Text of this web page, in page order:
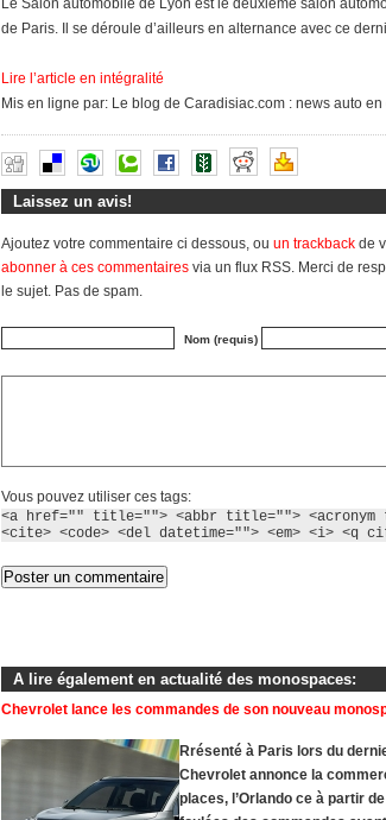
Le Salon automobile de Lyon est le deuxième salon
de Paris. Il se déroule d’ailleurs en alternance avec ce
Lire l’article en intégralité
Mis en ligne par: Le blog de Caradisiac.com : news auto en
Laissez un avis!
Ajoutez votre commentaire ci dessous, ou un trackback de
abonner à ces commentaires via un flux RSS. Merci de
le sujet. Pas de spam.
Nom (requis)
Vous pouvez utiliser ces tags:
<a href="" title=""> <abbr title=""> <acronym
<cite> <code> <del datetime=""> <em> <i> <q
A lire également en actualité des monospaces:
Chevrolet lance les commandes de son nouveau
Rrésenté à Paris lors du
Chevrolet annonce la
places, l’Orlando ce à partir